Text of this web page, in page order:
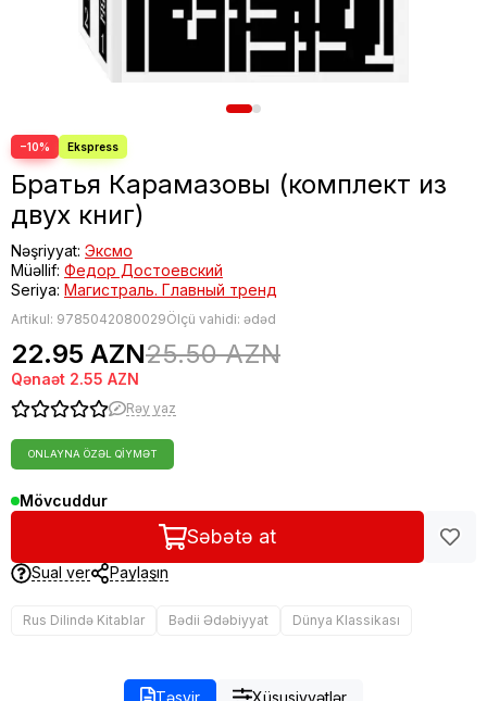
−10%
Братья Карамазовы (комплект из
двух книг)
Nəşriyyat: Эксмо
Müəllif: Федор Достоевский
Seriya: Магистраль. Главный тренд
Artikul: 9785042080029Ölçü vahidi: ədəd
22.95 AZN25.50 AZN
Qənaət 2.55 AZN
Rəy yaz
ONLAYNA ÖZƏL QIYMƏT
Mövcuddur
Səbətə at
Sual ver Paylaşın
Rus Dilində Kitablar Bədii Ədəbiyyat Dünya Klassikası
Təsvir Xüsusiyyətlər